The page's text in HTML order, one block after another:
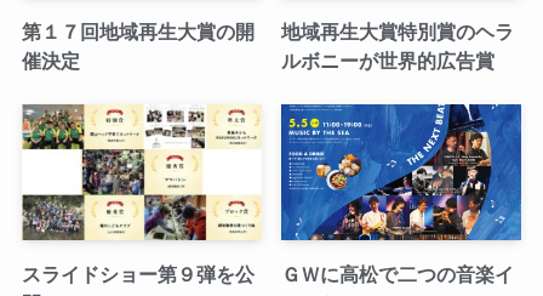
第１７回地域再生大賞の開
催決定
地域再生大賞特別賞のヘラ
ルボニーが世界的広告賞
スライドショー第９弾を公
ＧＷに高松で二つの音楽イ